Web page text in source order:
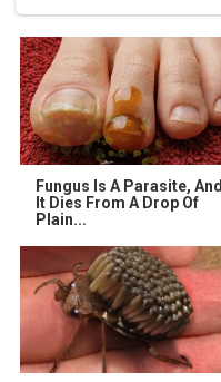
Fungus Is A Parasite, And
It Dies From A Drop Of
Plain...